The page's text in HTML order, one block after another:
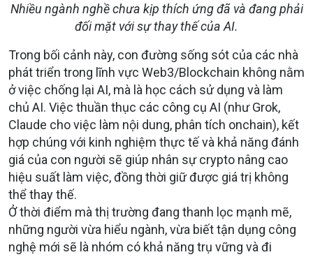
Nhiều ngành nghề chưa kịp thích ứng đã và đang phải
đối mặt với sự thay thế của AI.
Trong bối cảnh này, con đường sống sót của các nhà
phát triển trong lĩnh vực Web3/Blockchain không nằm
ở việc chống lại AI, mà là học cách sử dụng và làm
chủ AI. Việc thuần thục các công cụ AI (như Grok,
Claude cho việc làm nội dung, phân tích onchain), kết
hợp chúng với kinh nghiệm thực tế và khả năng đánh
giá của con người sẽ giúp nhân sự crypto nâng cao
hiệu suất làm việc, đồng thời giữ được giá trị không
thể thay thế.
Ở thời điểm mà thị trường đang thanh lọc mạnh mẽ,
những người vừa hiểu ngành, vừa biết tận dụng công
nghệ mới sẽ là nhóm có khả năng trụ vững và đi